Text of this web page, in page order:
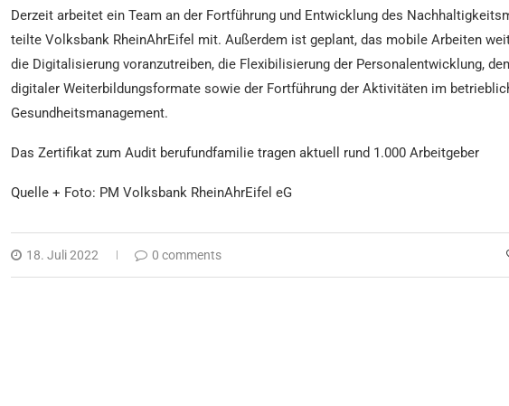
Derzeit arbeitet ein Team an der Fortführung und Entwicklung des
teilte Volksbank RheinAhrEifel mit. Außerdem ist geplant, das mobile Arbeiten
die Digitalisierung voranzutreiben, die Flexibilisierung der Personalentwicklung,
digitaler Weiterbildungsformate sowie der Fortführung der Aktivitäten im
Gesundheitsmanagement.
Das Zertifikat zum Audit berufundfamilie tragen aktuell rund 1.000 Arbeitgeber
Quelle + Foto: PM Volksbank RheinAhrEifel eG
18. Juli 2022 0 comments